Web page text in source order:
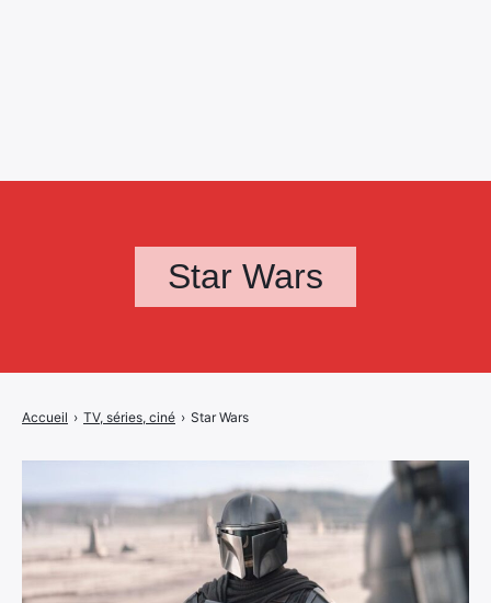
Star Wars
Accueil › TV, séries, ciné › Star Wars